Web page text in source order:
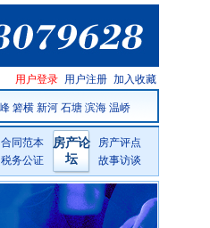
加入收藏
用户注册
用户登录
箬横 新河 石塘 滨海 温峤
合同范本
税务公证
房产论
坛
房产评点
故事访谈